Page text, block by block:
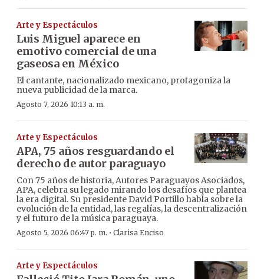
Arte y Espectáculos
Luis Miguel aparece en
emotivo comercial de una
gaseosa en México
El cantante, nacionalizado mexicano, protagoniza la
nueva publicidad de la marca.
Agosto 7, 2026 10:13 a. m.
Arte y Espectáculos
APA, 75 años resguardando el
derecho de autor paraguayo
Con 75 años de historia, Autores Paraguayos Asociados,
APA, celebra su legado mirando los desafíos que plantea
la era digital. Su presidente David Portillo habla sobre la
evolución de la entidad, las regalías, la descentralización
y el futuro de la música paraguaya.
Agosto 5, 2026 06:47 p. m. · Clarisa Enciso
Arte y Espectáculos